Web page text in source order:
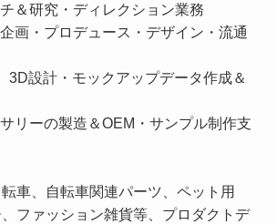
＆研究・ディレクション業務
画・プロデュース・デザイン・流通
3D設計・モックアップデータ作成＆
リーの製造＆OEM・サンプル制作支
車、自転車関連パーツ、ペット用
ファッション雑貨等、プロダクトデ